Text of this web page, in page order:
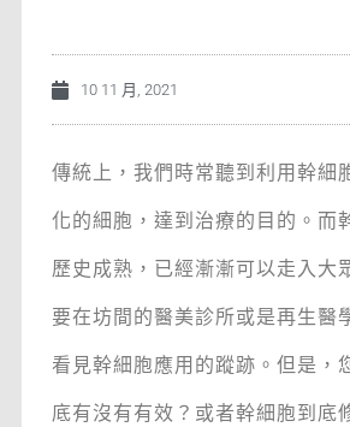
10 11 月, 2021
傳統上，我們時常聽到利用幹細
化的細胞，達到治療的目的。而
歷史成熟，已經漸漸可以走入大
要在坊間的醫美診所或是再生醫
看見幹細胞應用的蹤跡。但是，
底有沒有有效？或者幹細胞到底